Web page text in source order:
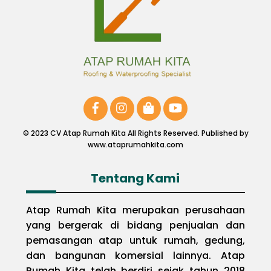
© 2023 CV Atap Rumah Kita All Rights Reserved. Published by
www.ataprumahkita.com
Tentang Kami
Atap Rumah Kita merupakan perusahaan
yang bergerak di bidang penjualan dan
pemasangan atap untuk rumah, gedung,
dan bangunan komersial lainnya. Atap